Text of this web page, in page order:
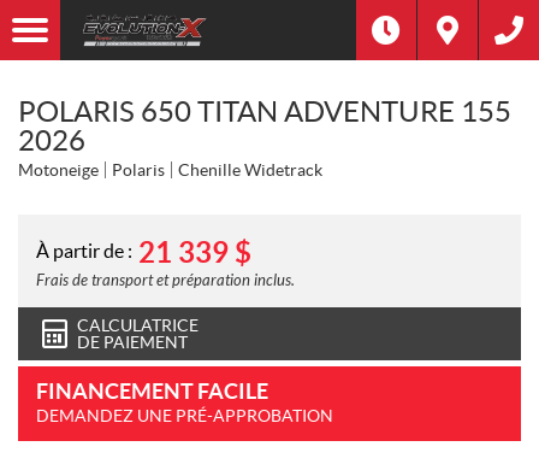
POLARIS 650 TITAN ADVENTURE 155
2026
Motoneige Polaris Chenille Widetrack
À partir de : 21 339 $
Frais de transport et préparation inclus.
CALCULATRICE
DE PAIEMENT
FINANCEMENT FACILE
DEMANDEZ UNE PRÉ-APPROBATION